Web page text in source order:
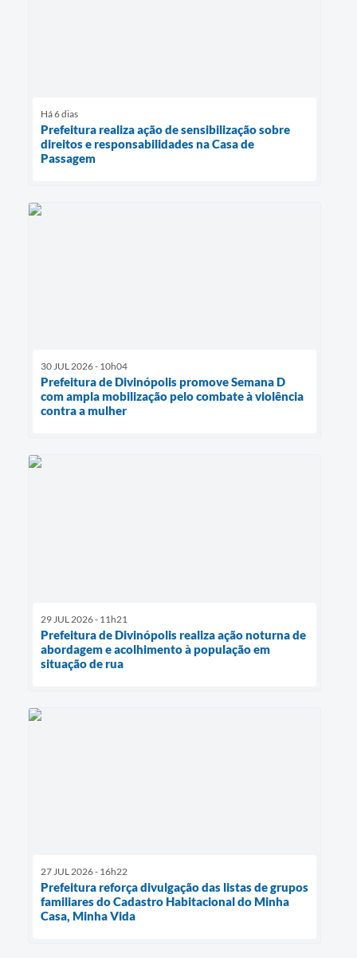
Há 6 dias
Prefeitura realiza ação de sensibilização sobre
direitos e responsabilidades na Casa de
Passagem
30 JUL 2026 - 10h04
Prefeitura de Divinópolis promove Semana D
com ampla mobilização pelo combate à violência
contra a mulher
29 JUL 2026 - 11h21
Prefeitura de Divinópolis realiza ação noturna de
abordagem e acolhimento à população em
situação de rua
27 JUL 2026 - 16h22
Prefeitura reforça divulgação das listas de grupos
familiares do Cadastro Habitacional do Minha
Casa, Minha Vida